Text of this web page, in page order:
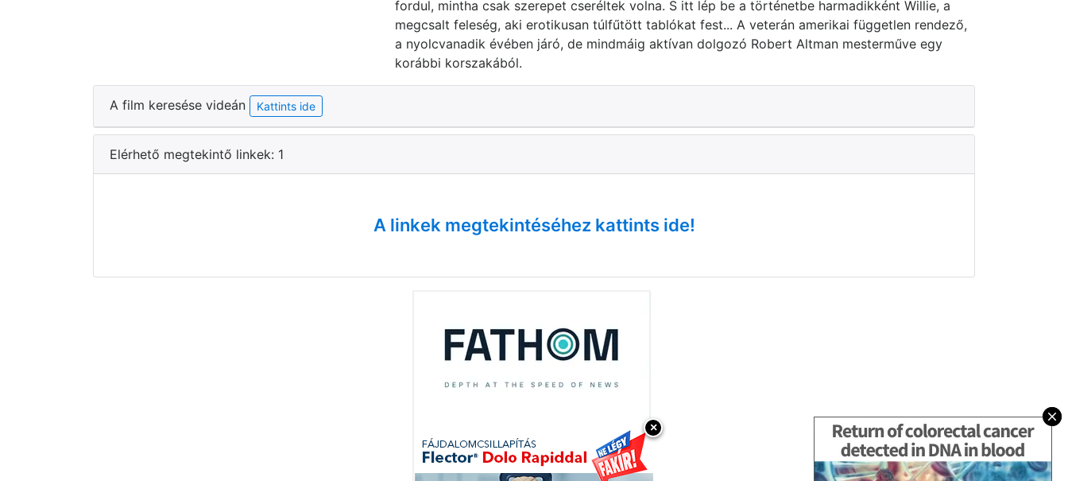
×
fordul, mintha csak szerepet cseréltek volna. S itt lép be a történetbe harmadikként Willie, a
megcsalt feleség, aki erotikusan túlfűtött tablókat fest... A veterán amerikai független rendező,
a nyolcvanadik évében járó, de mindmáig aktívan dolgozó Robert Altman mesterműve egy
korábbi korszakából.
A film keresése videán Kattints ide
Elérhető megtekintő linkek: 1
A linkek megtekintéséhez kattints ide!